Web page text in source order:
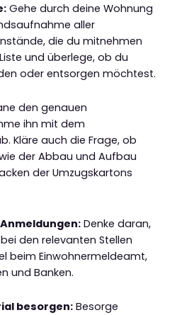
Gehe durch deine Wohnung
aller
die du mitnehmen
und überlege, ob du
oder entsorgen möchtest.
den genauen
ihn mit dem
Kläre auch die Frage, ob
der Abbau und Aufbau
der Umzugskartons
Denke daran,
den relevanten Stellen
beim Einwohnermeldeamt,
und Banken.
besorgen: Besorge